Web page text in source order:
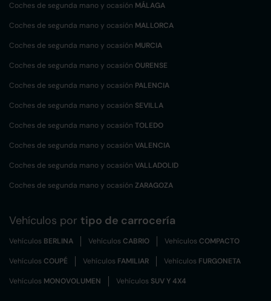
Coches de segunda mano y ocasión MÁLAGA
Coches de segunda mano y ocasión MALLORCA
Coches de segunda mano y ocasión MURCIA
Coches de segunda mano y ocasión OURENSE
Coches de segunda mano y ocasión PALENCIA
Coches de segunda mano y ocasión SEVILLA
Coches de segunda mano y ocasión TOLEDO
Coches de segunda mano y ocasión VALENCIA
Coches de segunda mano y ocasión VALLADOLID
Coches de segunda mano y ocasión ZARAGOZA
Vehículos por tipo de carrocería
Vehículos BERLINA VehículosCABRIO VehículosCOMPACTO
VehículosCOUPÉ Vehículos FAMILIAR Vehículos FURGONETA
Vehículos MONOVOLUMEN Vehículos SUV Y 4X4